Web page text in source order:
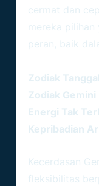
cermat dan
mereka
peran, baik
Zodiak
Zodiak Gemini
Energi Tak
Kepribadian
Kecerdasan
fleksibilitas